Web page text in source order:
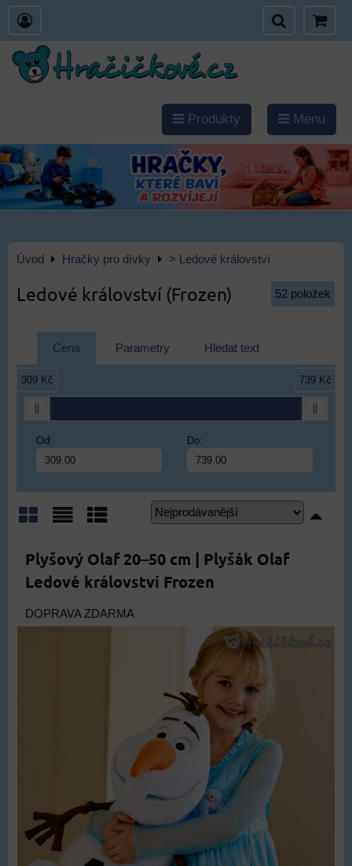
Produkty Menu
Úvod Hračky pro dívky > Ledové království
Ledové království (Frozen) 52 položek
Cena Parametry Hledat text
Od: Do:
309 Kč 739 Kč
Plyšový Olaf 20–50 cm | Plyšák Olaf
Ledové království Frozen
DOPRAVA ZDARMA